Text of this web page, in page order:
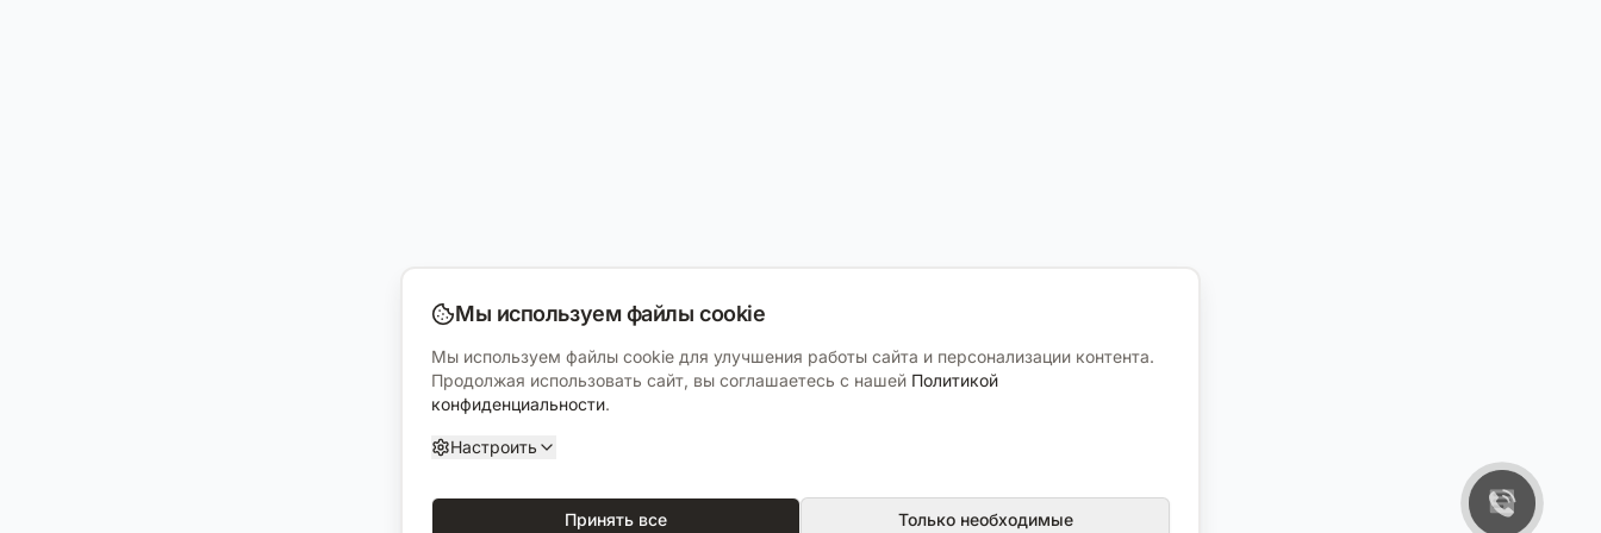
Мы используем файлы cookie
Мы используем файлы cookie для улучшения работы сайта и персонализации контента.
Продолжая использовать сайт, вы соглашаетесь с нашей Политикой
конфиденциальности.
Настроить
Принять все Только необходимые